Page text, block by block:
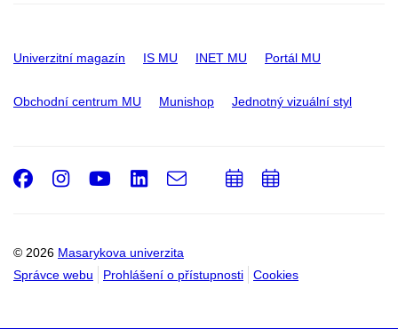
Univerzitní magazín IS MU INET MU Portál MU
Obchodní centrum MU Munishop Jednotný vizuální styl
© 2026 Masarykova univerzita
Správce webu
Prohlášení o přístupnosti Cookies
Facebook
Instagram
Youtube
LinkedIn
e-
PřidatPřidat